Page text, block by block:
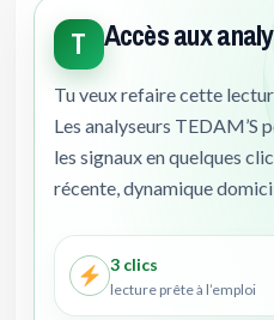
T Accès aux
Tu veux refaire cette
Les analyseurs TEDAM’S
les signaux en quelques
récente, dynamique
3 clics
lecture prête à l’emploi